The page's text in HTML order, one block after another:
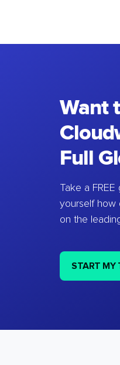
Want
Full
Take a
yourself how
on the
START MY